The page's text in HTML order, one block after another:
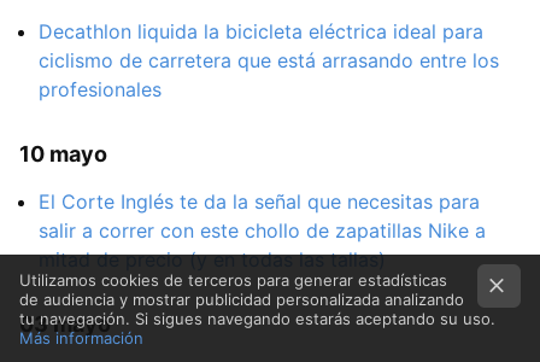
Decathlon liquida la bicicleta eléctrica ideal para
ciclismo de carretera que está arrasando entre los
profesionales
10 mayo
El Corte Inglés te da la señal que necesitas para
salir a correr con este chollo de zapatillas Nike a
mitad de precio (y en todas las tallas)
03 mayo
Utilizamos cookies de terceros para generar estadísticas
de audiencia y mostrar publicidad personalizada analizando
tu navegación. Si sigues navegando estarás aceptando su uso.
Más información